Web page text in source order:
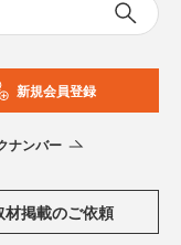
新規会員登録
ナンバー
材掲載のご依頼